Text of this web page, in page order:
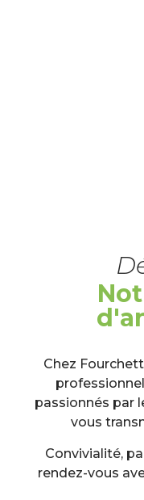
Chez
passionnés par
vous
Convivialité,
rendez-vous